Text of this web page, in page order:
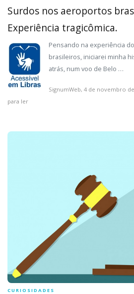
Surdos nos aeroportos
Experiência tragicômica.
Pensando na experiência
brasileiros, iniciarei minha
atrás, num voo de Belo …
SignumWeb, 4 de novembro
para ler
CURIOSIDADES